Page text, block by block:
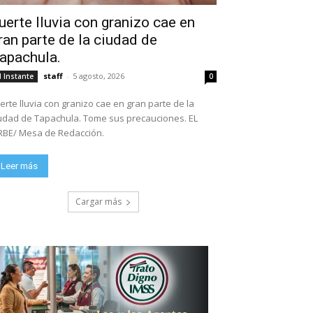
lluvia con granizo cae en
parte de la ciudad de
Instante staff - 5 agosto, 2026 0
lluvia con granizo cae en gran parte de la
de Tapachula. Tome sus precauciones. EL
Mesa de Redacción.
Leer más
Cargar más